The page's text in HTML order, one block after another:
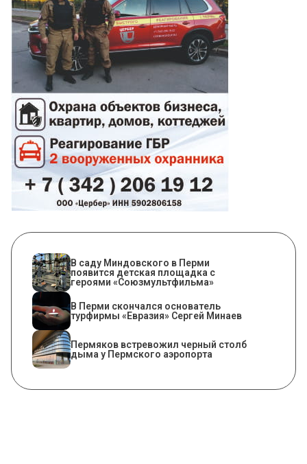
В саду Миндовского в Перми
появится детская площадка с
героями «Союзмультфильма»
В Перми скончался основатель
турфирмы «Евразия» Сергей Минаев
Пермяков встревожил черный столб
дыма у Пермского аэропорта